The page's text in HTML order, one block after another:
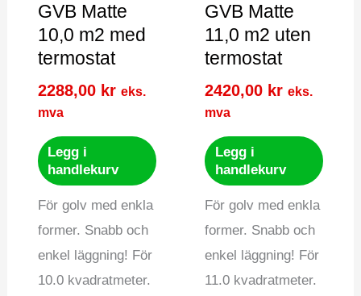
GVB Matte
10,0 m2 med
termostat
2288,00 kr eks.
mva
Legg i
handlekurv
För golv med enkla
former. Snabb och
enkel läggning! För
10.0 kvadratmeter.
GVB Matte
11,0 m2 uten
termostat
2420,00 kr eks.
mva
Legg i
handlekurv
För golv med enkla
former. Snabb och
enkel läggning! För
11.0 kvadratmeter.